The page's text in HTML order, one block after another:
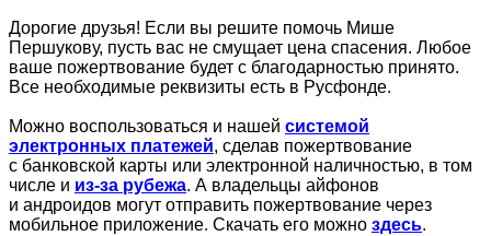
Дорогие друзья! Если вы решите помочь Мише
Першукову, пусть вас не смущает цена спасения. Любое
ваше пожертвование будет с благодарностью принято.
Все необходимые реквизиты есть в Русфонде.
Можно воспользоваться и нашей системой
электронных платежей, сделав пожертвование
с банковской карты или электронной наличностью, в том
числе и из-за рубежа. А владельцы айфонов
и андроидов могут отправить пожертвование через
мобильное приложение. Скачать его можно здесь.